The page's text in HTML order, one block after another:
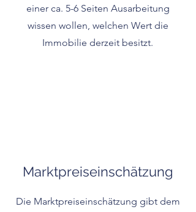
einer ca. 5-6 Seiten Ausarbeitung
wissen wollen, welchen Wert die
Immobilie derzeit besitzt.
Marktpreiseinschätzung
Die Marktpreiseinschätzung gibt dem